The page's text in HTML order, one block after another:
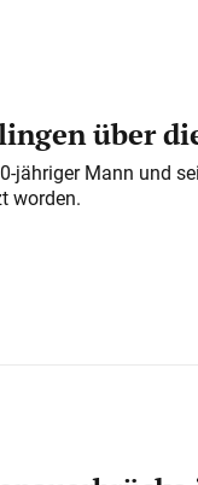
über
jähriger Mann und
worden.